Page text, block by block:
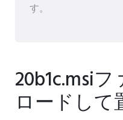
す。
20b1c.msi
ロードして